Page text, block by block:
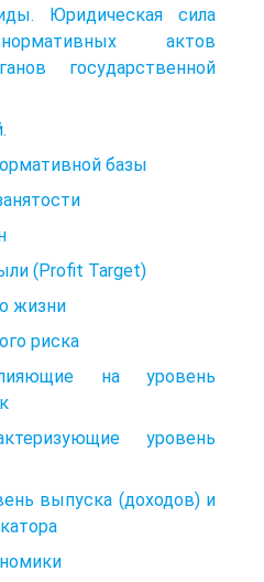
Юридическая сила
актов
государственной
базы
(Profit Target)
жизни
риска
на уровень
уровень
выпуска (доходов) и